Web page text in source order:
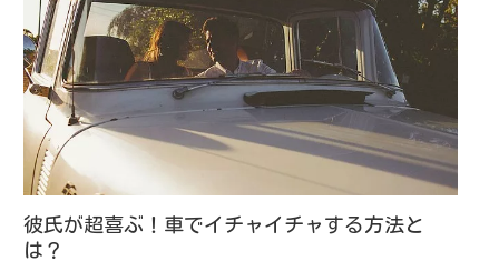
彼氏が超喜ぶ！車でイチャイチャする方法と
は？